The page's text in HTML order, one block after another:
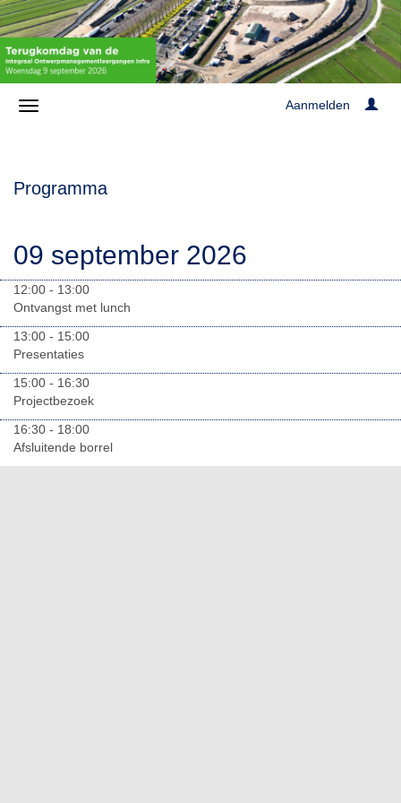
Aanmelden
Programma
09 september 2026
12:00 - 13:00
Ontvangst met lunch
13:00 - 15:00
Presentaties
15:00 - 16:30
Projectbezoek
16:30 - 18:00
Afsluitende borrel